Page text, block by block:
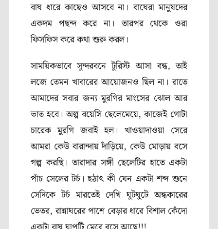
বাঘ ধারে কাছেও আসবে না। বাঘেরা মানুষদের
একদম পছন্দ করে না। তারপর থেকে ওরা
ফিসফিস করে কথা শুরু করল।
সাময়িকভাবে সুন্দরবনে টুরিস্ট আসা বন্ধ,তাই
লজে তেমন খাবারের আয়োজনও ছিল না। রাতে
আমাদের সবার জন্য মুরগির মাংসের ঝোল আর
ভাত হবে। অল্প বয়েসি ছেলেমেয়ে,কাজেই গোটা
চারেক মুরগি জবাই হল। খাওয়াদাওয়া সেরে
আমরা কেউ বারান্দায় দাঁড়িয়ে, কেউ মোড়ায় বসে
গল্প করছি।তারাদার সঙ্গী ছেলেটির হাতে একটা
পাঁচ সেলের টর্চ। হঠাৎ কী যেন একটা শব্দ শুনে
সেদিকে টর্চ মারতেই দেখি ঘুটঘুটে অন্ধকারের
ভেতর, রান্নাঘরের পাশে বেড়ার ধারে বিশাল কেঁদো